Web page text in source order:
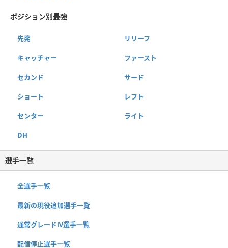
ポジション別最強
先発 リリーフ
キャッチャー ファースト
セカンド サード
ショート レフト
センター ライト
DH
選手一覧
全選手一覧
最新の現役追加選手一覧
通常グレードⅣ選手一覧
配信停止選手一覧